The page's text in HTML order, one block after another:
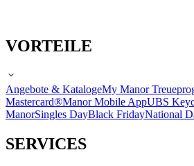
VORTEILE
Angebote & KatalogeMy Manor
Mastercard®Manor Mobile AppUBS
ManorSingles DayBlack FridayNational
SERVICES